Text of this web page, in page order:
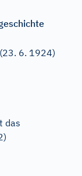
6. 1924)
das